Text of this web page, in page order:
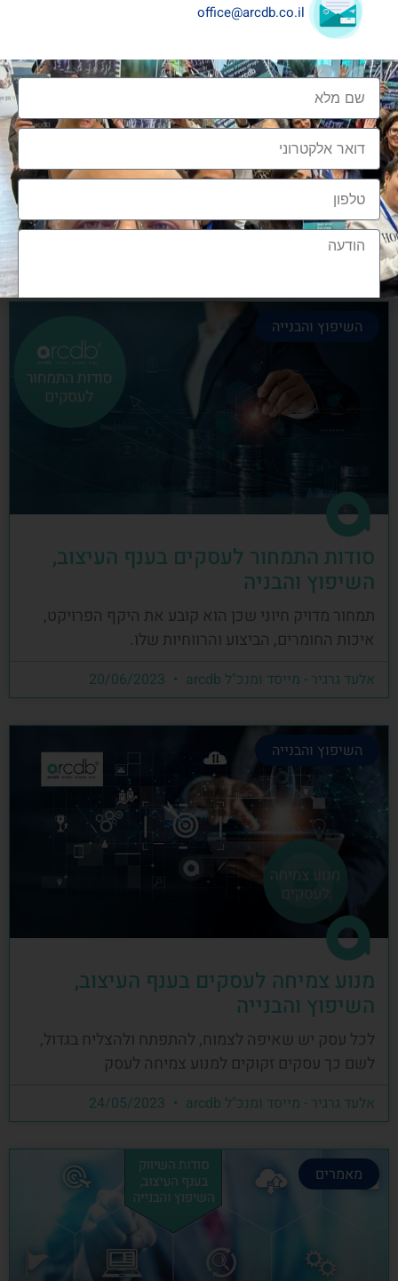
שיתופי פעולה בענף העיצוב והבניה
שיתופי פעולה בענף העיצוב והבניה הם מתכון הכרחי
להצלחה, לנו בארכדיבי יש את הניסיון והיכולת
אלעד גרגיר - מייסד ומנכ"ל arcdb
השיפוץ והבנייה
סודות התמחור לעסקים בענף העיצוב,
השיפוץ והבניה
תמחור מדויק חיוני שכן הוא קובע את היקף הפרויקט,
איכות החומרים, הביצוע והרווחיות שלו.
אלעד גרגיר - מייסד ומנכ"ל arcdb
השיפוץ והבנייה
מנוע צמיחה לעסקים בענף העיצוב,
השיפוץ והבנייה
לכל עסק יש שאיפה לצמוח, להתפתח ולהצליח בגדול,
לשם כך עסקים זקוקים למנוע צמיחה לעסק
אלעד גרגיר - מייסד ומנכ"ל arcdb
מאמרים
office@arcdb.co.il
הצטרפות לקהילה